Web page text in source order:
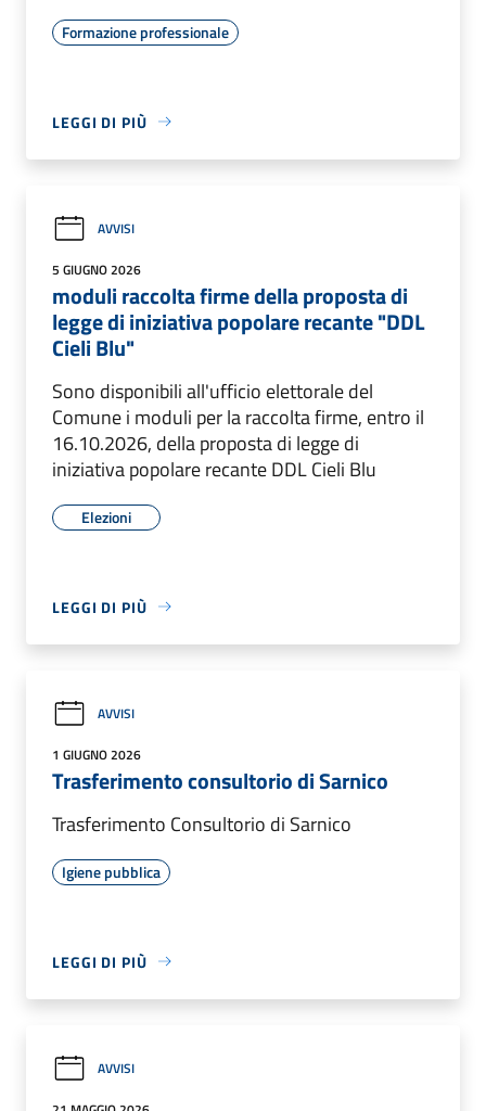
Formazione professionale
LEGGI DI PIÙ
AVVISI
5 GIUGNO 2026
moduli raccolta firme della proposta di
legge di iniziativa popolare recante "DDL
Cieli Blu"
Sono disponibili all'ufficio elettorale del
Comune i moduli per la raccolta firme, entro il
16.10.2026, della proposta di legge di
iniziativa popolare recante DDL Cieli Blu
Elezioni
LEGGI DI PIÙ
AVVISI
1 GIUGNO 2026
Trasferimento consultorio di Sarnico
Trasferimento Consultorio di Sarnico
Igiene pubblica
LEGGI DI PIÙ
AVVISI